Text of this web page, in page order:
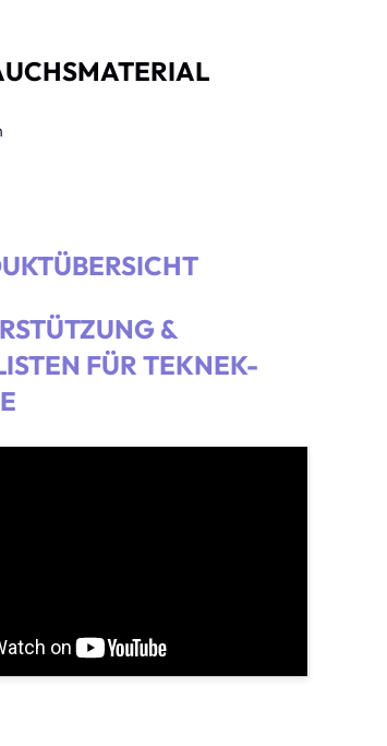
&
FÜR TEKNEK-